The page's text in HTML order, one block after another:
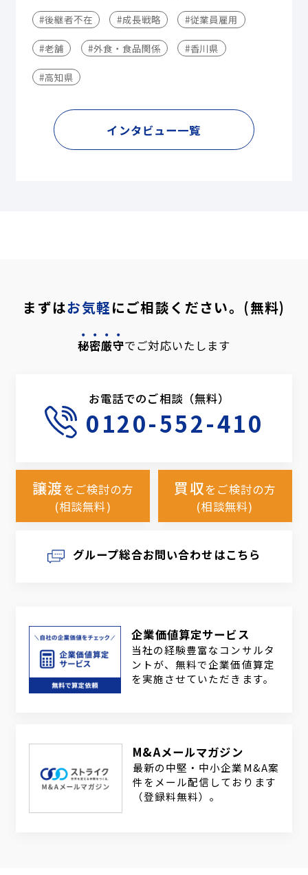
#後継者不在 #成長戦略 #従業員雇用
#老舗 #外食・食品関係 #香川県
#高知県
インタビュー一覧
まずはお気軽にご相談ください。(無料)
秘密厳守でご対応いたします
お電話でのご相談（無料）
0120-552-410
譲渡をご検討の方
(相談無料)
買収をご検討の方
(相談無料)
グループ総合お問い合わせはこちら
企業価値算定サービス
当社の経験豊富なコンサルタ
ントが、無料で企業価値算定
を実施させていただきます。
M&Aメールマガジン
最新の中堅・中小企業M&A案
件をメール配信しております
（登録料無料）。